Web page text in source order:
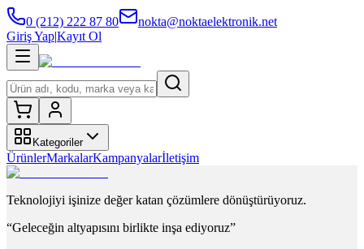
0 (212) 222 87 80
nokta@noktaelektronik.net
Giriş Yap|Kayıt Ol
Kategoriler
ÜrünlerMarkalarKampanyalarİletişim
Teknolojiyi işinize değer katan çözümlere dönüştürüyoruz.
“Geleceğin altyapısını birlikte inşa ediyoruz”